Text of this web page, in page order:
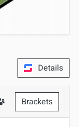
Details
#Teilnehmer
Brackets